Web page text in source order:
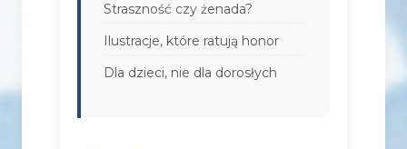
Straszność czy żenada?
Ilustracje, które ratują honor
Dla dzieci, nie dla dorosłych